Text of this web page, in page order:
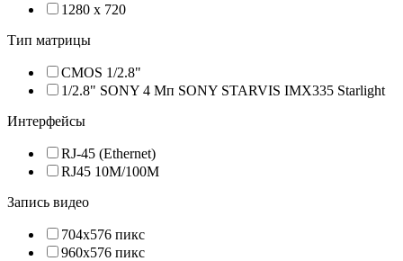
1280 x 720
Тип матрицы
CMOS 1/2.8"
1/2.8" SONY 4 Мп SONY STARVIS IMX335 Starlight
Интерфейсы
RJ-45 (Ethernet)
RJ45 10M/100M
Запись видео
704x576 пикс
960x576 пикс